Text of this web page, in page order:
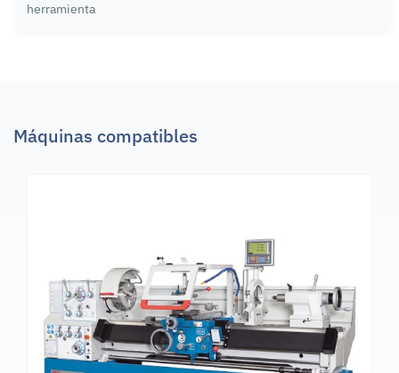
herramienta
Máquinas compatibles